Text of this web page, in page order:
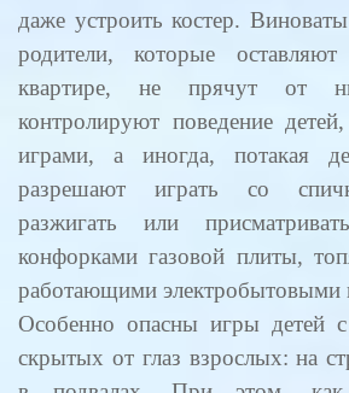
даже устроить костер.
родители, которые
квартире, не прячут от
контролируют поведение
играми, а иногда, потакая
разрешают играть со
разжигать или
конфорками газовой плиты,
работающими электробытовыми
Особенно опасны игры детей
скрытых от глаз взрослых: на